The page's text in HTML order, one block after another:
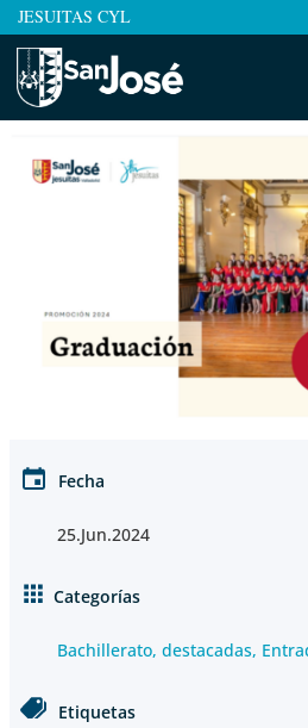
JESUITAS CYL
Fecha
25.Jun.2024
Categorías
Bachillerato, destacadas,
Etiquetas